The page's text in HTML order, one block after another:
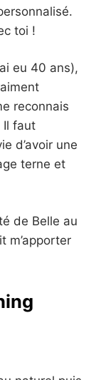
toi !
eu 40 ans),
reconnais
Il faut
d’avoir une
terne et
de Belle au
m’apporter